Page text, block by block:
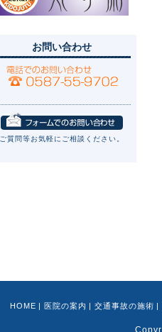
お問い合わせ
ご質問等お気軽にご相談ください。
HOME | 医院の案内 | 交通事故の施術 |